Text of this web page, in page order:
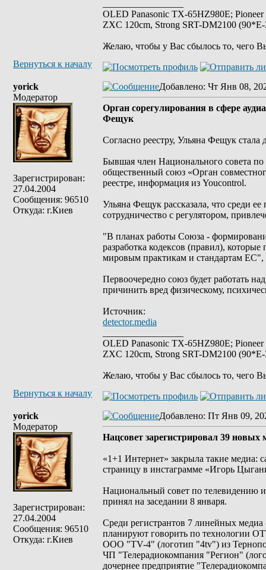
OLED Panasonic TX-65HZ980E;
ZXC 120cm, Strong SRT-DM2100
Желаю, чтобы у Вас сбылось то, чего
Вернуться к началу
yorick
Модератор
Зарегистрирован:
27.04.2004
Сообщения: 96510
Откуда: г.Киев
Добавлено: Чт Янв 08,
Орган сорегулирования в сфере
Фещук
Согласно реестру, Ульяна Фещук стала
Бывшая член Национального совета
общественный союз «Орган
реестре, информация из Youcontrol.
Ульяна Фещук рассказала, что среди
сотрудничество с регулятором,
"В планах работы Союза -
разработка кодексов (правил),
мировым практикам и стандартам ЕС",
Первоочередно союз будет работать
причинить вред физическому,
Источник:
detector.media
OLED Panasonic TX-65HZ980E;
ZXC 120cm, Strong SRT-DM2100
Желаю, чтобы у Вас сбылось то, чего
Вернуться к началу
yorick
Модератор
Зарегистрирован:
27.04.2004
Сообщения: 96510
Откуда: г.Киев
Добавлено: Пт Янв 09,
Нацсовет зарегистрировал 39
«1+1 Интернет» закрыла такие медиа:
страницу в инстаграмме «Игорь
Национальный совет по телевидению
принял на заседании 8 января.
Среди регистрантов 7 линейных медиа
планируют говорить по технологии
ООО "TV-4" (логотип "4tv") из
ЧП "Телерадиокомпания "Регион"
дочернее предприятие